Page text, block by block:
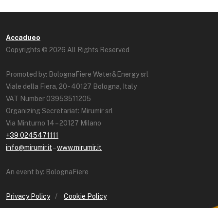
Accadueo
Copyrights © 2026 All Rights Reserved
Promoted by: BolognaFiere Water&Energy srl
Viale della Fiera, 20 - 40127 Bologna, Italy
VAT Number 03953511205
Organizing Secretariat: Mirumir srl
Via Minturno 14 – 20127 Milano
+39 0245471111
info@mirumir.it–www.mirumir.it
An event by: BolognaFiere
Privacy Policy / Cookie Policy